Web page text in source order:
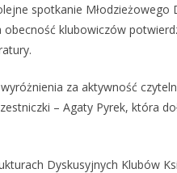
spotkanie Młodzieżowego
klubowiczów
za aktywność
– Agaty Pyrek, która
Dyskusyjnych Klubów